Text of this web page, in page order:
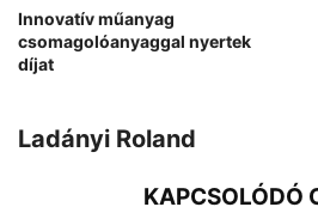
Innovatív műanyag
csomagolóanyaggal nyertek
díjat
Ladányi Roland
KAPCSOLÓDÓ